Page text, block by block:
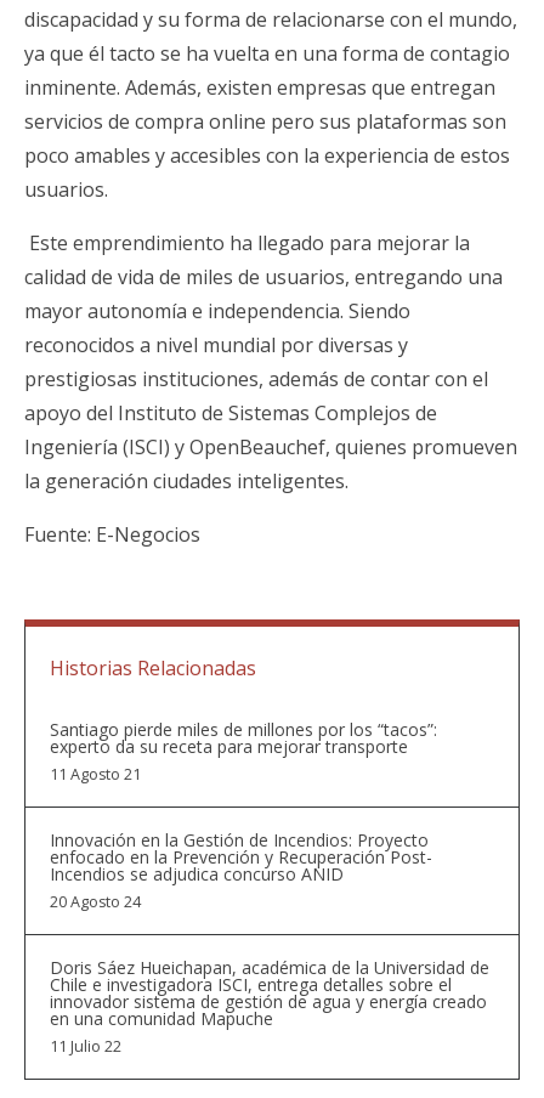
discapacidad y su forma de relacionarse con el mundo,
ya que él tacto se ha vuelta en una forma de contagio
inminente. Además, existen empresas que entregan
servicios de compra online pero sus plataformas son
poco amables y accesibles con la experiencia de estos
usuarios.
Este emprendimiento ha llegado para mejorar la
calidad de vida de miles de usuarios, entregando una
mayor autonomía e independencia. Siendo
reconocidos a nivel mundial por diversas y
prestigiosas instituciones, además de contar con el
apoyo del Instituto de Sistemas Complejos de
Ingeniería (ISCI) y OpenBeauchef, quienes promueven
la generación ciudades inteligentes.
Fuente: E-Negocios
Historias Relacionadas
Santiago pierde miles de millones por los “tacos”:
experto da su receta para mejorar transporte
11 Agosto 21
​Innovación en la Gestión de Incendios: Proyecto
enfocado en la Prevención y Recuperación Post-
Incendios se adjudica concurso ANID
20 Agosto 24
Doris Sáez Hueichapan, académica de la Universidad de
Chile e investigadora ISCI, entrega detalles sobre el
innovador sistema de gestión de agua y energía creado
en una comunidad Mapuche
11 Julio 22